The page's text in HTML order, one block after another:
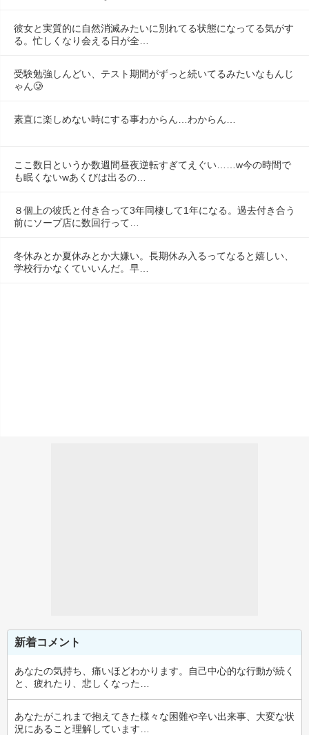
彼女と実質的に自然消滅みたいに別れてる状態になってる気がす
る。忙しくなり会える日が全…
受験勉強しんどい、テスト期間がずっと続いてるみたいなもんじ
ゃん🥲
素直に楽しめない時にする事わからん…わからん…
ここ数日というか数週間昼夜逆転すぎてえぐい……w今の時間で
も眠くないwあくびは出るの…
８個上の彼氏と付き合って3年同棲して1年になる。過去付き合う
前にソープ店に数回行って…
冬休みとか夏休みとか大嫌い。長期休み入るってなると嬉しい、
学校行かなくていいんだ。早…
新着コメント
あなたの気持ち、痛いほどわかります。自己中心的な行動が続く
と、疲れたり、悲しくなった…
あなたがこれまで抱えてきた様々な困難や辛い出来事、大変な状
況にあること理解しています…